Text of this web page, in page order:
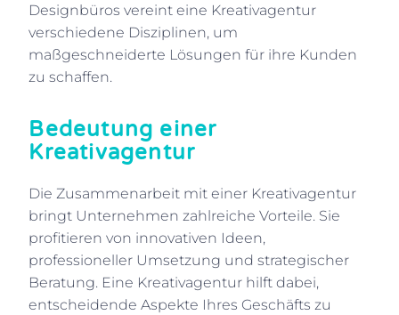
Designbüros vereint eine Kreativagentur
verschiedene Disziplinen, um
maßgeschneiderte Lösungen für ihre Kunden
zu schaffen.
Bedeutung einer
Kreativagentur
Die Zusammenarbeit mit einer Kreativagentur
bringt Unternehmen zahlreiche Vorteile. Sie
profitieren von innovativen Ideen,
professioneller Umsetzung und strategischer
Beratung. Eine Kreativagentur hilft dabei,
entscheidende Aspekte Ihres Geschäfts zu